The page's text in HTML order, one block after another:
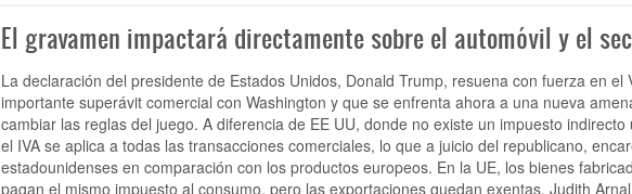
El gravamen impactará directamente sobre el automóvil y el
La declaración del presidente de Estados Unidos, Donald Trump, resuena con fuerza en
importante superávit comercial con Washington y que se enfrenta ahora a una nueva
cambiar las reglas del juego. A diferencia de EE UU, donde no existe un impuesto
el IVA se aplica a todas las transacciones comerciales, lo que a juicio del republicano,
estadounidenses en comparación con los productos europeos. En la UE, los bienes
pagan el mismo impuesto al consumo, pero las exportaciones quedan exentas. Judith